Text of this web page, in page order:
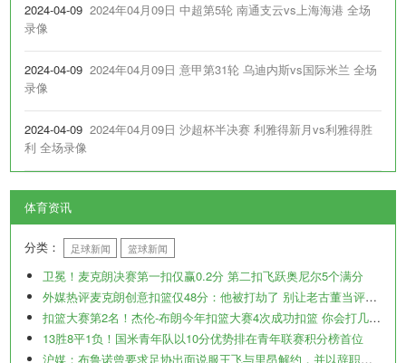
2024-04-09 2024年04月09日 中超第5轮 南通支云vs上海海港 全场
录像
2024-04-09 2024年04月09日 意甲第31轮 乌迪内斯vs国际米兰 全场
录像
2024-04-09 2024年04月09日 沙超杯半决赛 利雅得新月vs利雅得胜
利 全场录像
体育资讯
分类： 足球新闻 篮球新闻
卫冕！麦克朗决赛第一扣仅赢0.2分 第二扣飞跃奥尼尔5个满分
外媒热评麦克朗创意扣篮仅48分：他被打劫了 别让老古董当评审了
扣篮大赛第2名！杰伦-布朗今年扣篮大赛4次成功扣篮 你会打几分？
13胜8平1负！国米青年队以10分优势排在青年联赛积分榜首位
沪媒：布鲁诺曾要求足协出面说服王飞与里昂解约，并以辞职威胁